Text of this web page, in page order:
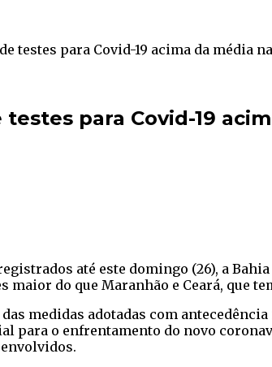
testes para Covid-19 acima da média
para Covid-19
até este domingo (26), a
maior do que Maranhão e Ceará, que
medidas adotadas com
para o enfrentamento do novo